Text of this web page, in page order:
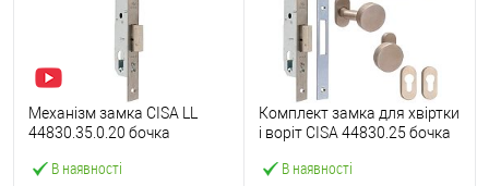
В наявності
Механізм замка CISA LL
44830.35.0.20 бочка
нержавіюча сталь
В наявності
Комплект замка для хвіртки
і воріт CISA 44830.25 бочка
60 мм та ручками